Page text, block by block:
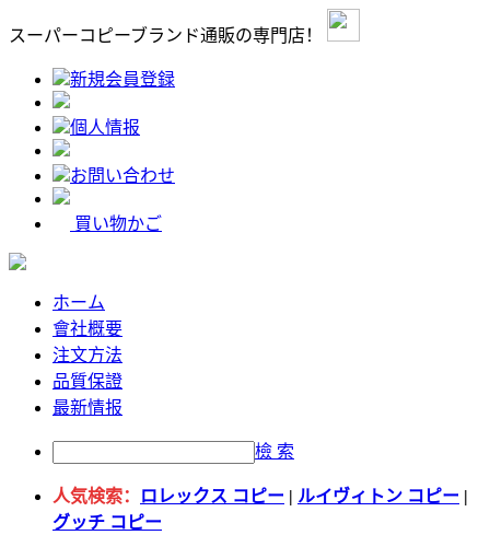
スーパーコピーブランド通販の専門店！
新規会員登録
個人情报
お問い合わせ
買い物かご
ホーム
會社概要
注文方法
品質保證
最新情报
檢 索
人気検索： ロレックス コピー | ルイヴィトン コピー |
グッチ コピー